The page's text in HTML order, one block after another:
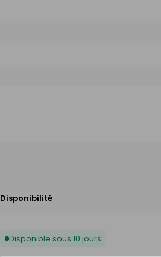
Disponibilité
Disponible sous 10 jours